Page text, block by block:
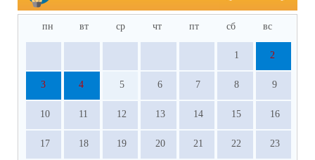
пн вт ср чт пт сб вс
1 2
3 4 5 6 7 8 9
10 11 12 13 14 15 16
17 18 19 20 21 22 23